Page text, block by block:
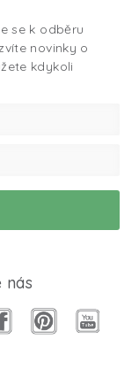
se k odběru
novinky o
kdykoli
nás